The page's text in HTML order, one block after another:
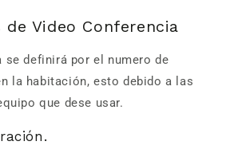
Video Conferencia
se definirá por el numero de
la habitación, esto debido a las
que dese usar.